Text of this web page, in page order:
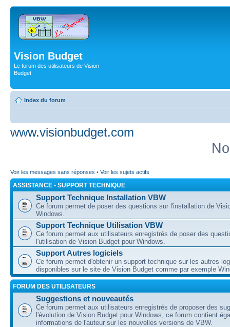
Vision Budget
Le forum des utilisateurs de Vision
Budget
Index du forum
www.visionbudget.com
Voir les messages sans réponses • Voir les sujets actifs
ASSISTANCE - SUPPORT TECHNIQUE
Support Technique Installation VBW
Ce forum permet de poser des questions sur l'installation de
Windows.
Support Technique Utilisation VBW
Ce forum permet aux utilisateurs enregistrés de poser des
l'utilisation de Vision Budget pour Windows.
Support Autres logiciels
Ce forum permet d'obtenir un support technique sur les autres
disponibles sur le site de Vision Budget comme par exemple
FORUM DES UTILISATEURS
Suggestions et nouveautés
Ce forum permet aux utilisateurs enregistrés de proposer des
l'évolution de Vision Budget pour Windows, ce forum contient
informations de l'auteur sur les nouvelles versions de VBW.